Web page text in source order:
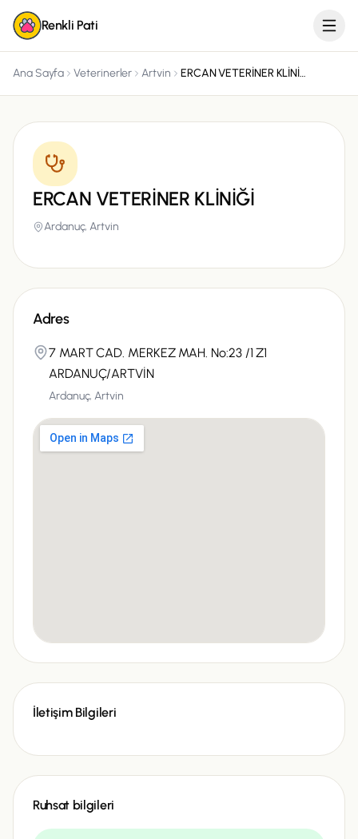
Renkli Pati
Ana Sayfa Veterinerler Artvin ERCAN VETERİNER KLİNİĞİ
ERCAN VETERİNER KLİNİĞİ
Ardanuç,Artvin
Adres
7 MART CAD. MERKEZ MAH. No:23 /1 Z1
ARDANUÇ/ARTVİN
Ardanuç,Artvin
İletişim Bilgileri
Ruhsat bilgileri